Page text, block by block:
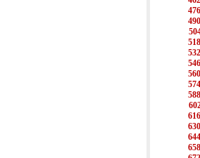
476
490
518
532
546
560
574
588
616
630
644
658